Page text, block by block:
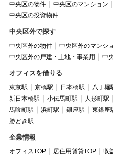
中央区の物件 中央区のマンション
中央区の投資物件
中央区外で探す
中央区外の物件
中央区外のマンシ
中央区外の戸建・土地・事業用
中
オフィスを借りる
東京駅 京橋駅 日本橋駅 八丁堀
新日本橋駅
小伝馬町駅 人形町駅
馬喰町駅
浜町駅 銀座駅 東銀座
勝どき駅
企業情報
オフィスTOP 居住用賃貸TOP 収